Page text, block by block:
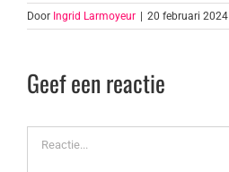
Door Ingrid Larmoyeur 20 februari 2024
Geef een reactie